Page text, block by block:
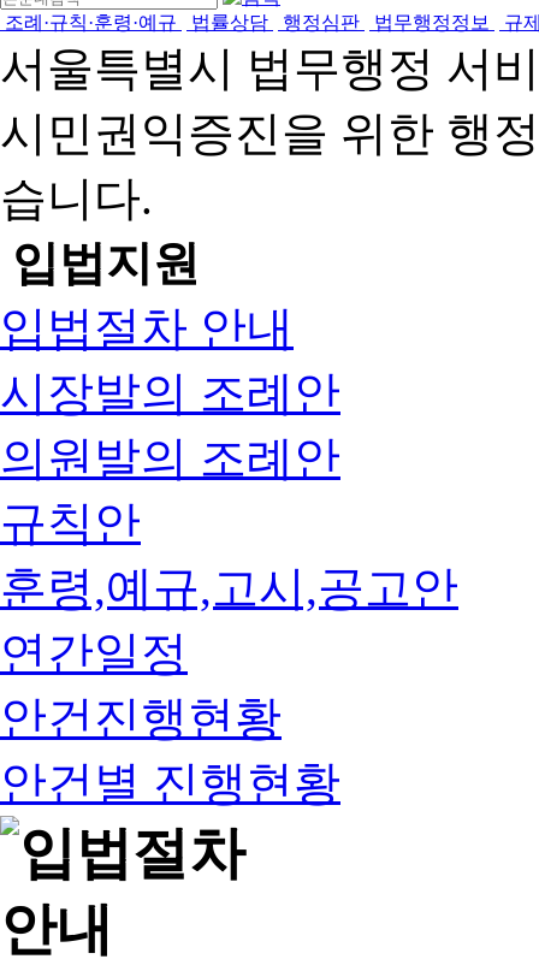
조례·규칙·훈령·예규 법률상담 행정심판 법무행정정보 규
서울특별시 법무행정 서
시민권익증진을 위한 행
습니다.
입법지원
입법절차 안내
시장발의 조례안
의원발의 조례안
규칙안
훈령,예규,고시,공고안
연간일정
안건진행현황
안건별 진행현황